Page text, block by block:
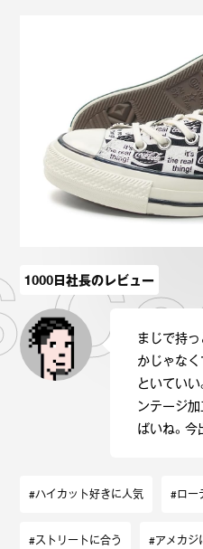
プライバシーポリ
SEARCH SNEAKER
1000日社長のレビュー
まじで持
かじゃな
といてい
ンテージ
ばいね。今
#ハイカット好きに人気 #ロー
#ストリートに合う #アメカジ